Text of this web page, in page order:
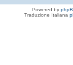
Powered by
Traduzione Italiana